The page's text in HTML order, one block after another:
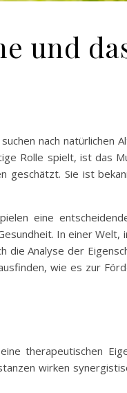
und
nach natürlichen
Rolle spielt, ist das
geschätzt. Sie ist
eine
In einer Welt,
die Analyse der
wie es zur
therapeutischen
wirken